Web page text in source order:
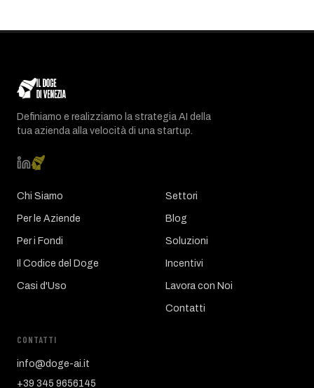
Definiamo e realizziamo la strategia AI della
tua azienda alla velocità di una startup.
Chi Siamo
Per le Aziende
Per i Fondi
Il Codice del Doge
Casi d'Uso
Settori
Blog
Soluzioni
Incentivi
Lavora con Noi
Contatti
CONTATTI
info@doge-ai.it
+39 345 9656145